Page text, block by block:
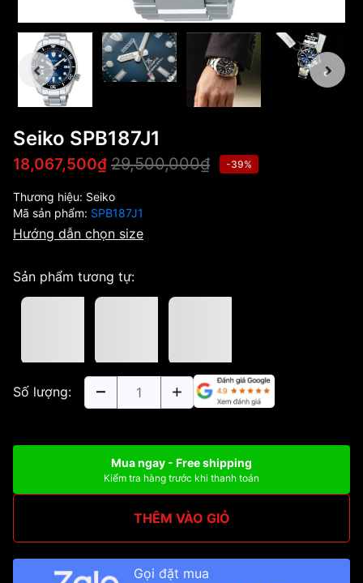
Seiko SPB187J1
18,067,500₫ 29,500,000₫ -39%
Thương hiệu: Seiko
Mã sản phẩm: SPB187J1
Hướng dẫn chọn size
Sản phẩm tương tự:
Số lượng:
Mua ngay - Free shipping
Kiểm tra hàng trước khi thanh toán
THÊM VÀO GIỎ
Gọi đặt mua